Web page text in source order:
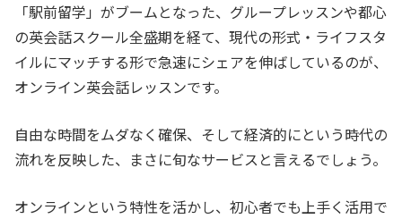
「駅前留学」がブームとなった、グループレッスンや都心
の英会話スクール全盛期を経て、現代の形式・ライフスタ
イルにマッチする形で急速にシェアを伸ばしているのが、
オンライン英会話レッスンです。
自由な時間をムダなく確保、そして経済的にという時代の
流れを反映した、まさに旬なサービスと言えるでしょう。
オンラインという特性を活かし、初心者でも上手く活用で